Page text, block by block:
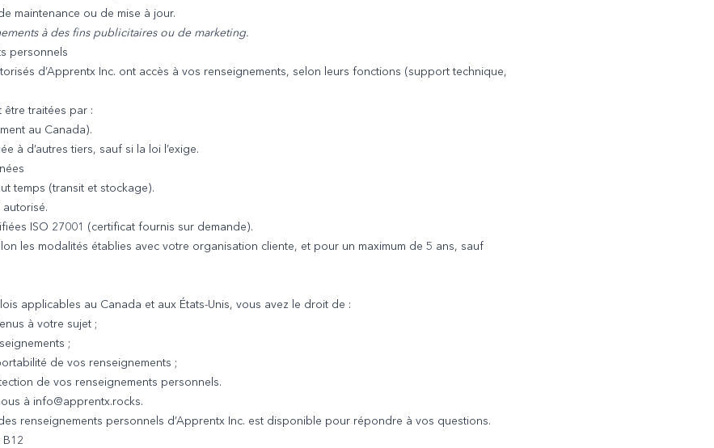
maintenance ou de mise à jour.
à des fins publicitaires ou de marketing.
personnels
d’Apprentx Inc. ont accès à vos renseignements, selon leurs fonctions (support technique,
être traitées par :
au Canada).
à d’autres tiers, sauf si la loi l’exige.
temps (transit et stockage).
autorisé.
ISO 27001 (certificat fournis sur demande).
les modalités établies avec votre organisation cliente, et pour un maximum de 5 ans, sauf
applicables au Canada et aux États-Unis, vous avez le droit de :
à votre sujet ;
;
de vos renseignements ;
de vos renseignements personnels.
à info@apprentx.rocks.
renseignements personnels d’Apprentx Inc. est disponible pour répondre à vos questions.
B12